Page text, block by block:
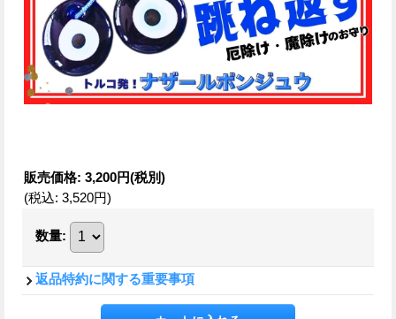
販売価格: 3,200円(税別)
(税込: 3,520円)
数量:
返品特約に関する重要事項